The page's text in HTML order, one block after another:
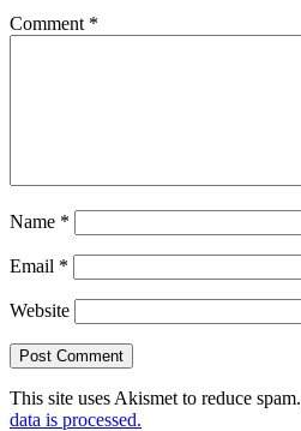
Comment *
Name *
Email *
Website
This site uses Akismet to reduce spam.
data is processed.